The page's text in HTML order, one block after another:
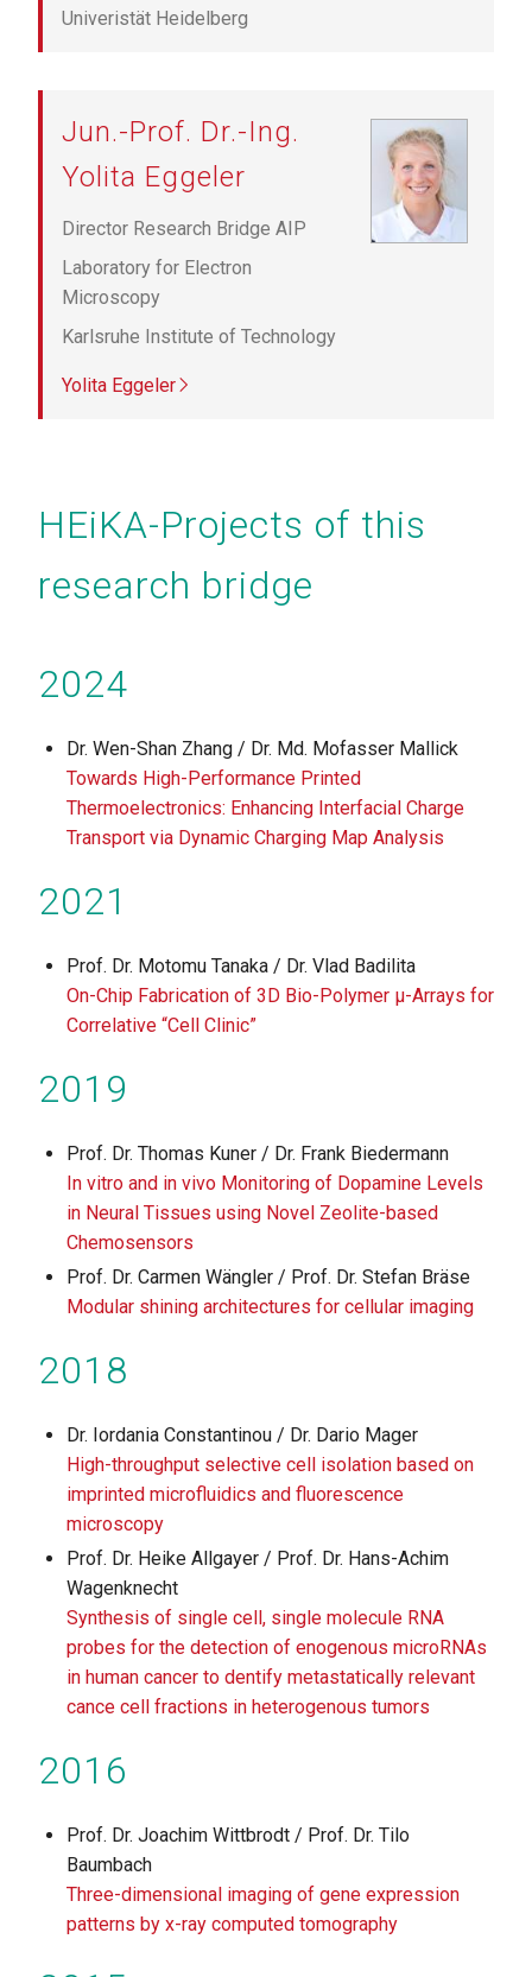
Univeristät Heidelberg
Jun.-Prof. Dr.-Ing.
Yolita Eggeler
Director Research Bridge AIP
Laboratory for Electron
Microscopy
Karlsruhe Institute of Technology
Yolita Eggeler
HEiKA-Projects of this
research bridge
2024
Dr. Wen-Shan Zhang / Dr. Md. Mofasser Mallick
Towards High-Performance Printed
Thermoelectronics: Enhancing Interfacial Charge
Transport via Dynamic Charging Map Analysis
2021
Prof. Dr. Motomu Tanaka / Dr. Vlad Badilita
On-Chip Fabrication of 3D Bio-Polymer µ-Arrays for
Correlative “Cell Clinic”
2019
Prof. Dr. Thomas Kuner / Dr. Frank Biedermann
In vitro and in vivo Monitoring of Dopamine Levels
in Neural Tissues using Novel Zeolite-based
Chemosensors
Prof. Dr. Carmen Wängler / Prof. Dr. Stefan Bräse
Modular shining architectures for cellular imaging
2018
Dr. Iordania Constantinou / Dr. Dario Mager
High-throughput selective cell isolation based on
imprinted microfluidics and fluorescence
microscopy
Prof. Dr. Heike Allgayer / Prof. Dr. Hans-Achim
Wagenknecht
Synthesis of single cell, single molecule RNA
probes for the detection of enogenous microRNAs
in human cancer to dentify metastatically relevant
cance cell fractions in heterogenous tumors
2016
Prof. Dr. Joachim Wittbrodt / Prof. Dr. Tilo
Baumbach
Three-dimensional imaging of gene expression
patterns by x-ray computed tomography